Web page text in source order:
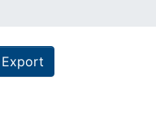
Export